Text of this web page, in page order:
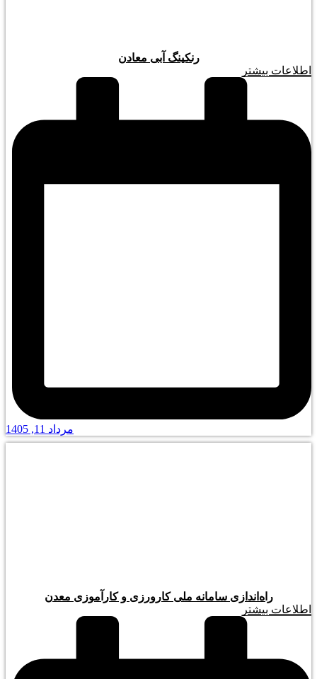
رنکینگ آبی معادن
اطلاعات بیشتر
مرداد 11, 1405
راه‌اندازی سامانه ملی کارورزی و کارآموزی معدن
اطلاعات بیشتر